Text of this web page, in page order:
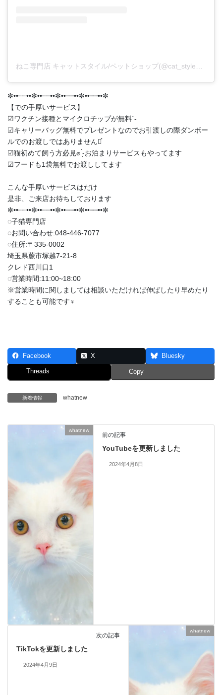
ねこ専門店 キャットスタイル/ペットショップ(@cat_style_2021)がシェアした投稿
✼••┈┈••✼••┈┈••✼••┈┈••✼••┈┈••✼
【での手厚いサービス】
︎︎︎︎☑︎ワクチン接種とマイクロチップが無料︎´-
︎︎︎︎☑︎キャリーバッグ無料でプレゼントなのでお引渡しの際ダンボー
ルでのお渡しではありません‪⋆͛
︎︎︎︎☑︎猫初めて飼う方必見✊ ̖́-お泊まりサービスもやってます
︎︎︎︎☑︎フードも1袋無料でお渡ししてます
こんな手厚いサービスはだけ
是非、ご来店お待ちしております
✼••┈┈••✼••┈┈••✼••┈┈••✼••┈┈••✼
◌子猫専門店
◌お問い合わせ:048-446-7077
◌住所:〒335-0002
埼玉県蕨市塚越7-21-8
クレド西川口1
◌営業時間:11:00~18:00
※営業時間に関しましては相談いただければ伸ばしたり早めたり
することも可能です‍♀️
Facebook X Bluesky
Threads Copy
新着情報 whatnew
whatnew
前の記事
YouTubeを更新しました
2024年4月8日
whatnew
次の記事
TikTokを更新しました
2024年4月9日